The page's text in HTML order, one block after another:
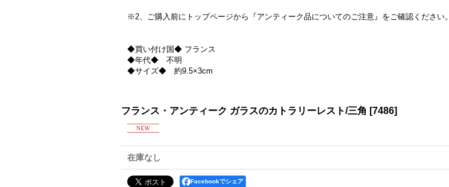
※2、ご購入前にトップページから『アンティーク品についてのご注意』をご確認ください。
◆買い付け国◆ フランス
◆年代◆ 不明
◆サイズ◆ 約9.5×3cm
フランス・アンティーク ガラスのカトラリーレスト/三角 [7486]
在庫なし
Facebookでシェア